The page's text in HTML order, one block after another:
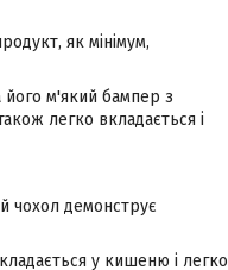
як мінімум,
його м'який бампер з
легко вкладається і
чохол демонструє
у кишеню і легко